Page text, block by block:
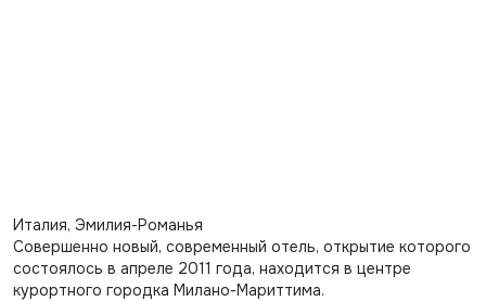
Италия, Эмилия-Романья
Совершенно новый, современный отель, открытие которого
состоялось в апреле 2011 года, находится в центре
курортного городка Милано-Мариттима.